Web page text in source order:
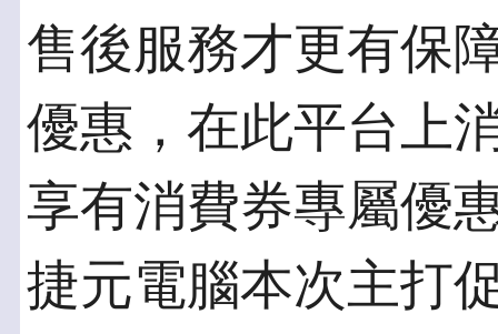
售後服務才更有保
優惠，在此平台上
享有消費券專屬優
捷元電腦本次主打